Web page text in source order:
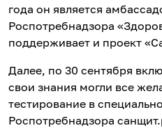
года он является
Роспотребнадзора
поддерживает и проект
Далее, по 30 сентября
свои знания могли все
тестирование в
Роспотребнадзора